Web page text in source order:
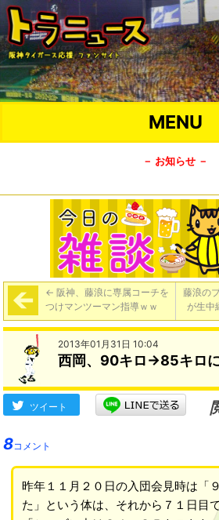
MENU
－ お知らせ －
← 阪神、藤浪に専属コーチを
つけマンツーマン指導ｗｗ
藤浪の
が生中
2013年01月31日 10:04
西岡、90キロ→85キロ
ツイート
8コメント
昨年１１月２０日の入団会見時は「
た」という体は、それから７１日目